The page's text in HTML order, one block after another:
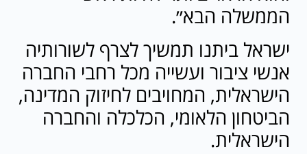
הממשלה הבא״.
‏ישראל ביתנו תמשיך לצרף לשורותיה
אנשי ציבור ועשייה מכל רחבי החברה
הישראלית, המחויבים לחיזוק המדינה,
הביטחון הלאומי, הכלכלה והחברה
הישראלית.